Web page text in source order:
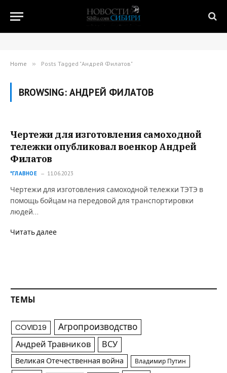
Home » Posts Tagged "Андрей Филатов"
BROWSING: АНДРЕЙ ФИЛАТОВ
Чертежи для изготовления самоходной
тележки опубликовал военкор Андрей
Филатов
*ГЛАВНОЕ 11.06.2023
Чертежи для изготовления самоходной тележки ТЭТЭ в
помощь бойцам на передовой для транспортировки
людей…
Читать далее
ТЕМЫ
COVID19 Агропроизводство
Андрей Травников ВСУ
Великая Отечественная война Владимир Путин